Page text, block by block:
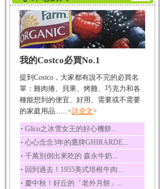
咖啡
咖啡中的咖啡因會刺激
中樞神經系統，特別...
椰子
椰子含有糖類、脂肪、
荔枝
荔枝性質溫和所含的營
養素有醣類、檸檬酸...
五味子
五味子性質溫熱所含營
養成分有揮發油、檸...
草魚
草魚含有維生素A、維生
素C、及豐富的蛋白...
我的Costco必買No.1
提到Costco，大家都有說不完的必買名
單：雞肉捲、貝果、烤雞、巧克力和各
種能想到的便宜、好用、需要或不需要
的家庭用品.......<詳全文>
‧ Glico之冰雪女王的好心機餅...
‧ 心心念念3年的鷹牌GHIRARDE...
‧ 千萬別倒出來吃的 森永牛奶...
‧ 回到過去！1955美式培根牛肉...
‧ 慶中秋！好丘的「老外月餅」...